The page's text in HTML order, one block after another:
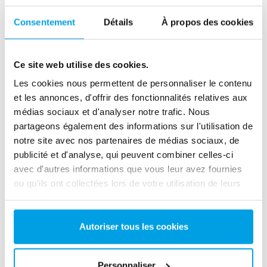
Consentement Détails À propos des cookies
Ce site web utilise des cookies.
Les cookies nous permettent de personnaliser le contenu
et les annonces, d'offrir des fonctionnalités relatives aux
médias sociaux et d'analyser notre trafic. Nous
partageons également des informations sur l'utilisation de
notre site avec nos partenaires de médias sociaux, de
publicité et d'analyse, qui peuvent combiner celles-ci
avec d'autres informations que vous leur avez fournies
ou qu'ils ont collectées lors de votre utilisation de leurs
Autoriser tous les cookies
2 x 60 m³/h ultrapure water for power plant - WTP in 6
x 40’ containers
This customer needed to upgrade the existing water
treatment plant, but no free space at site was available.
Mobile water treatment in a container was the solution of
choice.
Eau de chaudière Unité mobile
Centrales thermiques et électriques
See reference